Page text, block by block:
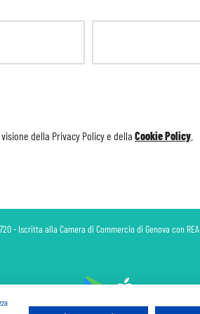
della Privacy Policye della Cookie Policy
- Iscritta alla Camera di Commercio di Genova con REA